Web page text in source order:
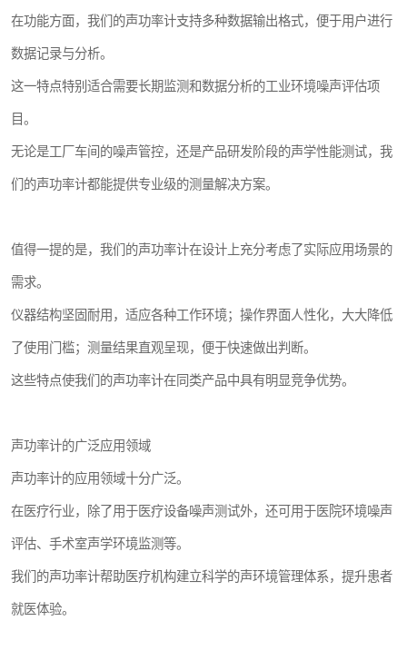
在功能方面，我们的声功率计支持多种数据输出格式，便于用户进行
数据记录与分析。
这一特点特别适合需要长期监测和数据分析的工业环境噪声评估项
目。
无论是工厂车间的噪声管控，还是产品研发阶段的声学性能测试，我
们的声功率计都能提供专业级的测量解决方案。
值得一提的是，我们的声功率计在设计上充分考虑了实际应用场景的
需求。
仪器结构坚固耐用，适应各种工作环境；操作界面人性化，大大降低
了使用门槛；测量结果直观呈现，便于快速做出判断。
这些特点使我们的声功率计在同类产品中具有明显竞争优势。
声功率计的广泛应用领域
声功率计的应用领域十分广泛。
在医疗行业，除了用于医疗设备噪声测试外，还可用于医院环境噪声
评估、手术室声学环境监测等。
我们的声功率计帮助医疗机构建立科学的声环境管理体系，提升患者
就医体验。